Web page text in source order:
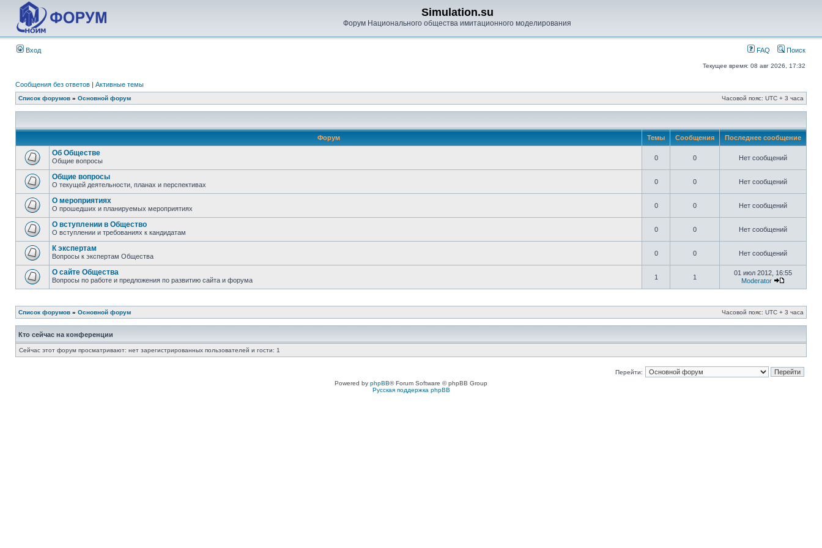
Simulation.su
Форум Национального общества имитационного моделирования
Вход FAQ Поиск
Текущее время: 08 авг 2026, 17:32
Сообщения без ответов | Активные темы
Список форумов » Основной форум Часовой пояс: UTC + 3 часа
Форум Темы Сообщения Последнее сообщение
Об Обществе
Общие вопросы 0 0 Нет сообщений
Общие вопросы
О текущей деятельности, планах и перспективах 0 0 Нет сообщений
О мероприятиях
О прошедших и планируемых мероприятиях 0 0 Нет сообщений
О вступлении в Общество
О вступлении и требованиях к кандидатам 0 0 Нет сообщений
К экспертам
Вопросы к экспертам Общества 0 0 Нет сообщений
О сайте Общества
Вопросы по работе и предложения по развитию сайта и форума 1 1
01 июл 2012, 16:55
Moderator
Список форумов » Основной форум Часовой пояс: UTC + 3 часа
Кто сейчас на конференции
Сейчас этот форум просматривают: нет зарегистрированных пользователей и гости: 1
Перейти:
Powered by phpBB® Forum Software © phpBB Group
Русская поддержка phpBB